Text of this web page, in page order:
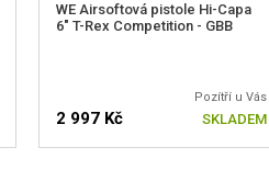
WE Airsoftová pistole Hi-Capa
6" T-Rex Competition - GBB
Pozítří u Vás
2 997 Kč SKLADEM